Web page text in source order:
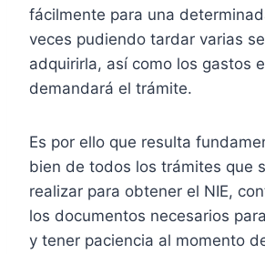
fácilmente para una
veces pudiendo tardar varias
adquirirla, así como los gastos
demandará el trámite.
Es por ello que resulta
bien de todos los trámites que
realizar para obtener el NIE,
los documentos necesarios
y tener paciencia al momento